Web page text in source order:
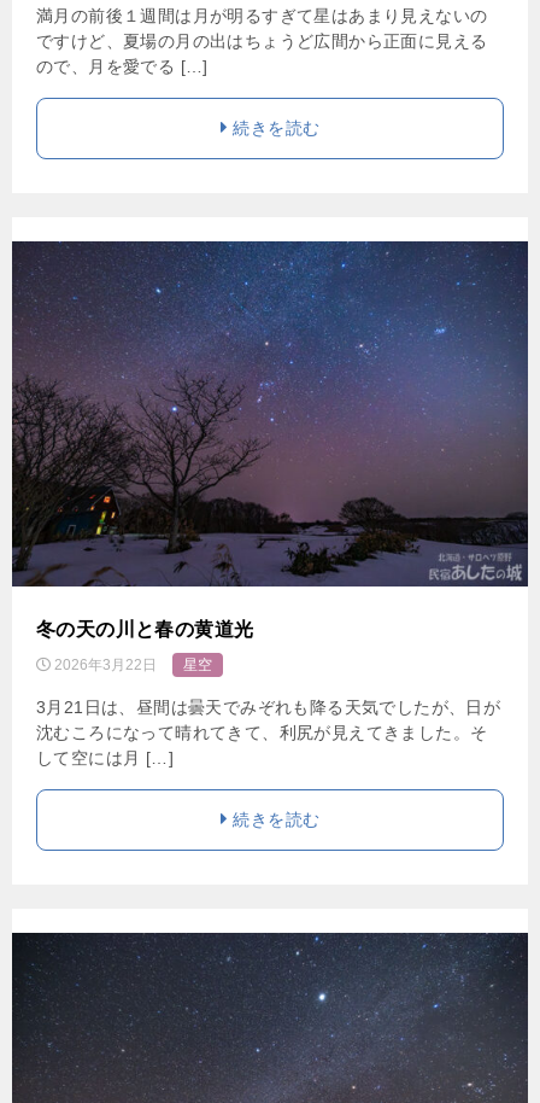
満月の前後１週間は月が明るすぎて星はあまり見えないの
ですけど、夏場の月の出はちょうど広間から正面に見える
ので、月を愛でる […]
続きを読む
冬の天の川と春の黄道光
2026年3月22日 星空
3月21日は、昼間は曇天でみぞれも降る天気でしたが、日が
沈むころになって晴れてきて、利尻が見えてきました。そ
して空には月 […]
続きを読む